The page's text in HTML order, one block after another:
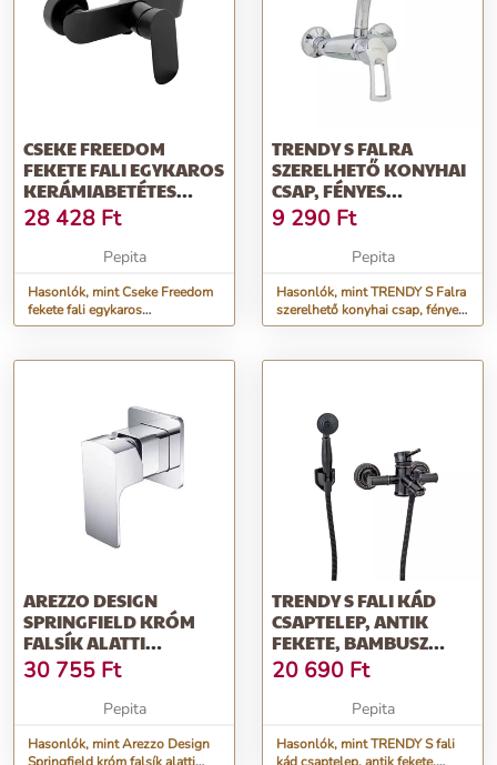
CSEKE FREEDOM
FEKETE FALI EGYKAROS
KERÁMIABETÉTES
ZUHANY CSAPTELEP
28 428 Ft
Pepita
Hasonlók, mint Cseke Freedom
fekete fali egykaros
kerámiabetétes zuhany
TRENDY S FALRA
SZERELHETŐ KONYHAI
CSAP, FÉNYES
KRÓMOZOTT
HATTYÚCSŐ
9 290 Ft
Pepita
Hasonlók, mint TRENDY S Falra
szerelhető konyhai csap, fényes
krómozott hattyúcső
AREZZO DESIGN
SPRINGFIELD KRÓM
FALSÍK ALATTI
EGYKAROS
KERÁMIABETÉ...
30 755 Ft
Pepita
Hasonlók, mint Arezzo Design
TRENDY S FALI KÁD
CSAPTELEP, ANTIK
FEKETE, BAMBUSZ
STÍLUSÚ
20 690 Ft
Pepita
Hasonlók, mint TRENDY S fali